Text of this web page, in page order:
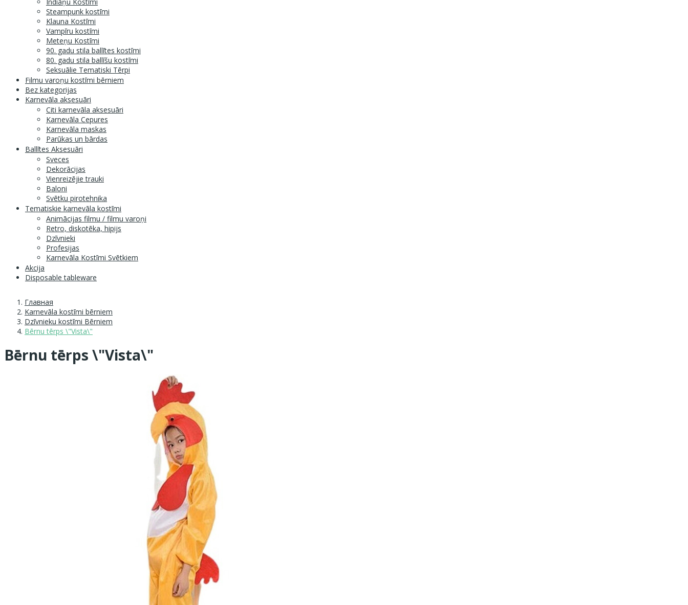
Steampunk kostīmi
Klauna Kostīmi
Vampīru kostīmi
Meteņu Kostīmi
90. gadu stila ballītes kostīmi
80. gadu stila ballīšu kostīmi
Seksuālie Tematiski Tērpi
Filmu varoņu kostīmi bērniem
Bez kategorijas
Karnevāla aksesuāri
Citi karnevāla aksesuāri
Karnevāla Cepures
Karnevāla maskas
Parūkas un bārdas
Ballītes Aksesuāri
Sveces
Dekorācijas
Vienreizējie trauki
Baloni
Svētku pirotehnika
Tematiskie karnevāla kostīmi
Animācijas filmu / filmu varoņi
Retro, diskotēka, hipijs
Dzīvnieki
Profesijas
Karnevāla Kostīmi Svētkiem
Akcija
Disposable tableware
Главная
Karnevāla kostīmi bērniem
Dzīvnieku kostīmi Bērniem
Bērnu tērps \"Vista\"
Bērnu tērps \"Vista\"